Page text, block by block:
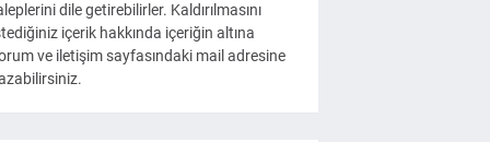
dile getirebilirler. Kaldırılmasını
içerik hakkında içeriğin altına
ve iletişim sayfasındaki mail adresine